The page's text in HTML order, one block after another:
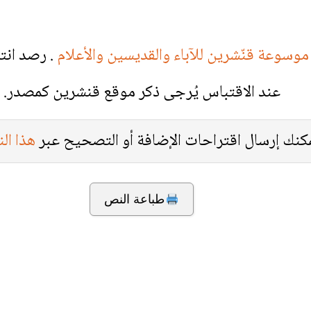
موسوعة قنّشرين للآباء والقديسين والأعلام. رصد
عند الاقتباس يُرجى ذكر موقع قنشرين كمصدر.
إرسال اقتراحات الإضافة أو التصحيح عبرهذا
طباعة النص